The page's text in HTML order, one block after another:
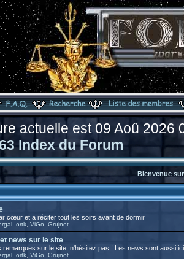
actuelle est 09 Aoû 2026
Index du Forum
Bienvenue
cœur et a réciter tout les soirs avant de dormir
, ortk, ViGo Grujnot
news sur le site
remarques sur le site, n'hésitez pas ! Les news sont aussi
, ortk, ViGo Grujnot